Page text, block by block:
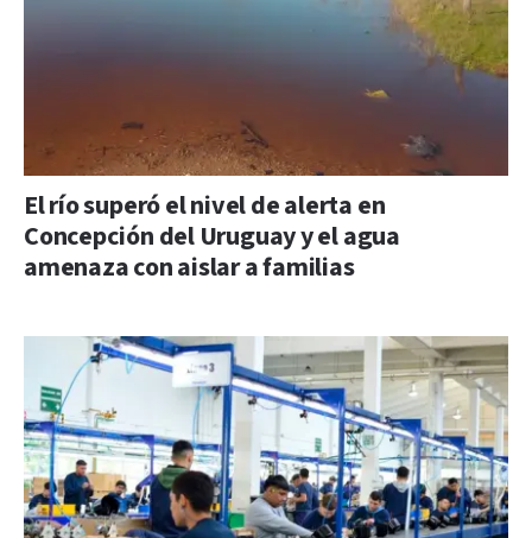
El río superó el nivel de alerta en
Concepción del Uruguay y el agua
amenaza con aislar a familias